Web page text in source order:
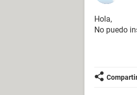
Hola,
No puedo